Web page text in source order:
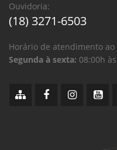
Ouvidoria:
(18) 3271-6503
Horário de atendimento
Segunda à sexta: 08:00h